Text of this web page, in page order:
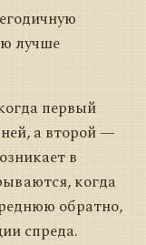
лучше
первый
а второй —
в
когда
обратно,
спреда.